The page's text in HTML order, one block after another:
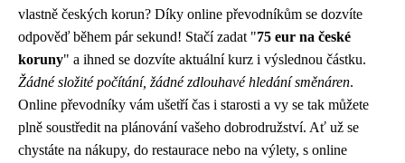
vlastně českých korun? Díky online převodníkům se dozvíte
odpověď během pár sekund! Stačí zadat "75 eur na české
koruny" a ihned se dozvíte aktuální kurz i výslednou částku.
Žádné složité počítání, žádné zdlouhavé hledání směnáren.
Online převodníky vám ušetří čas i starosti a vy se tak můžete
plně soustředit na plánování vašeho dobrodružství. Ať už se
chystáte na nákupy, do restaurace nebo na výlety, s online